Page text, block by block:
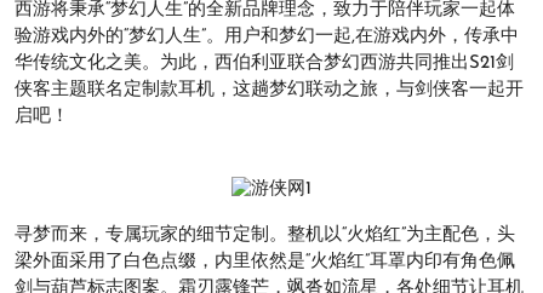
西游将秉承“梦幻人生”的全新品牌理念，致力于陪伴玩家一起体
验游戏内外的“梦幻人生”。用户和梦幻一起,在游戏内外，传承中
华传统文化之美。为此，西伯利亚联合梦幻西游共同推出S21剑
侠客主题联名定制款耳机，这趟梦幻联动之旅，与剑侠客一起开
启吧！
寻梦而来，专属玩家的细节定制。整机以“火焰红”为主配色，头
梁外面采用了白色点缀，内里依然是“火焰红”耳罩内印有角色佩
剑与葫芦标志图案。霜刃露锋芒，飒沓如流星，各处细节让耳机